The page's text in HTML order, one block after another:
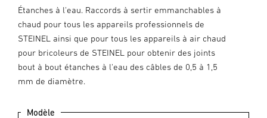
Étanches à l'eau. Raccords à sertir emmanchables à
chaud pour tous les appareils professionnels de
STEINEL ainsi que pour tous les appareils à air chaud
pour bricoleurs de STEINEL pour obtenir des joints
bout à bout étanches à l'eau des câbles de 0,5 à 1,5
mm de diamètre.
Modèle